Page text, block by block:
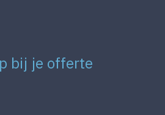
bij je offerte